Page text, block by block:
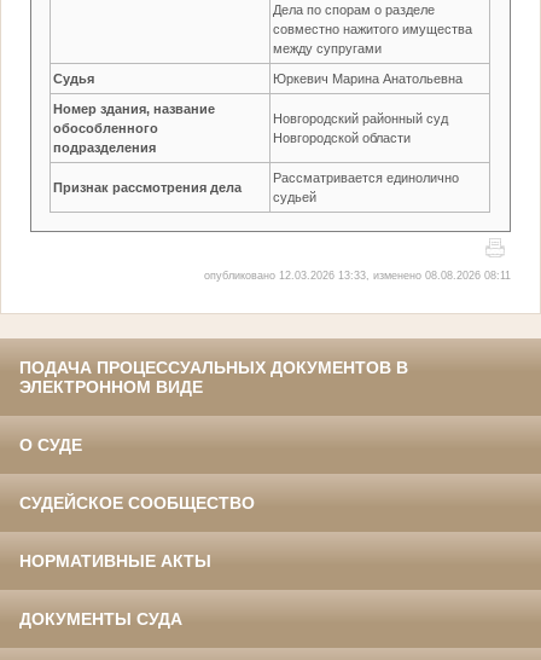
Дела по спорам о разделе
совместно нажитого имущества
между супругами
Судья Юркевич Марина Анатольевна
Номер здания, название
обособленного
подразделения
Новгородский районный суд
Новгородской области
Признак рассмотрения дела
Рассматривается единолично
судьей
опубликовано 12.03.2026 13:33, изменено 08.08.2026 08:11
ПОДАЧА ПРОЦЕССУАЛЬНЫХ ДОКУМЕНТОВ В
ЭЛЕКТРОННОМ ВИДЕ
О СУДЕ
СУДЕЙСКОЕ СООБЩЕСТВО
НОРМАТИВНЫЕ АКТЫ
ДОКУМЕНТЫ СУДА